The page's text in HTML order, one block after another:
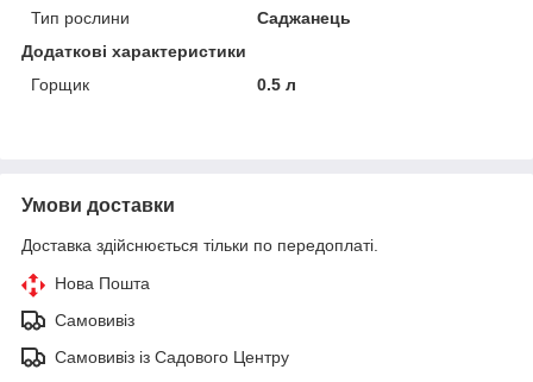
Тип рослини
Саджанець
Додаткові характеристики
Горщик
0.5 л
Умови доставки
Доставка здійснюється тільки по передоплаті.
Нова Пошта
Самовивіз
Самовивіз із Садового Центру